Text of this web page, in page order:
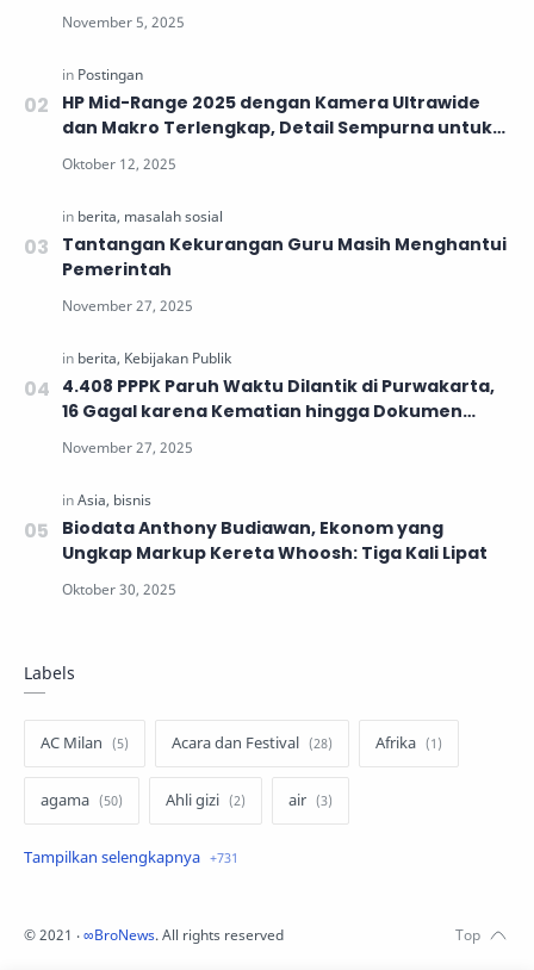
HP Mid-Range 2025 dengan Kamera Ultrawide
dan Makro Terlengkap, Detail Sempurna untuk
Tantangan Kekurangan Guru Masih Menghantui
Pemerintah
4.408 PPPK Paruh Waktu Dilantik di Purwakarta,
16 Gagal karena Kematian hingga Dokumen
Biodata Anthony Budiawan, Ekonom yang
Ungkap Markup Kereta Whoosh: Tiga Kali Lipat
Labels
AC Milan Acara dan Festival Afrika
agama Ahli gizi air
air minum Airbnb
©2021 ‧∞BroNews. All rights reserved